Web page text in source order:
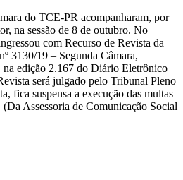
do TCE-PR acompanharam, por
na sessão de 8 de outubro. No
com Recurso de Revista da
3130/19 – Segunda Câmara,
edição 2.167 do Diário Eletrônico
será julgado pelo Tribunal Pleno
fica suspensa a execução das multas
Assessoria de Comunicação Social